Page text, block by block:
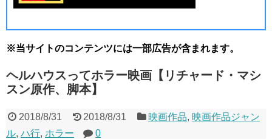
※当サイトのコンテンツには一部広告が含まれます。
ヘルハウスってホラー映画【リチャード・マシ
スン原作、脚本】
2018/8/31 2018/8/31 映画作品, 映画作品ジャン
ル, ハ行, ホラー 0